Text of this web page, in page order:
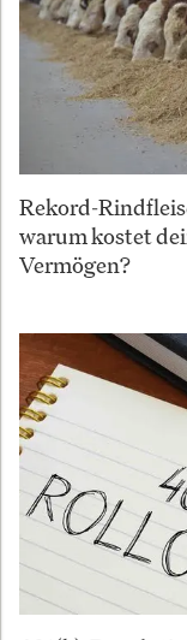
Rekord-
warum kostet
Vermögen?